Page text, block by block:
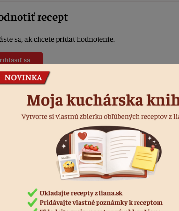
recept
sa, ak chcete pridať hodnotenie.
sa
Produkty k receptu